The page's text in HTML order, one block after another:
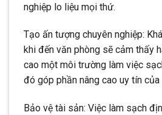
nghiệp lo liệu mọi thứ.
Tạo ấn tượng chuyên nghiệp:
khi đến văn phòng sẽ cảm thấy
cao một môi trường làm việc
đó góp phần nâng cao uy tín của
Bảo vệ tài sản: Việc làm sạch